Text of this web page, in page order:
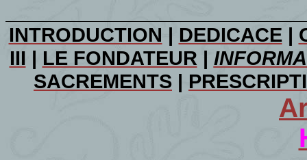
INTRODUCTION | DEDICACE|
III | LE FONDATEUR |
SACREMENTS |